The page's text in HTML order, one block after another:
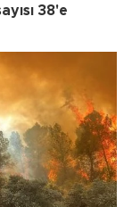
38'e